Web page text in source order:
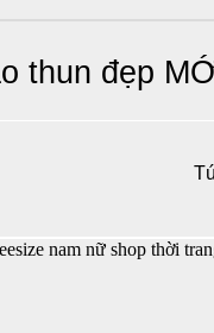
thun đẹp